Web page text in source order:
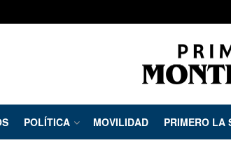
POLÍTICA MOVILIDAD PRIMERO LA